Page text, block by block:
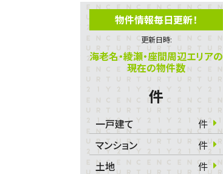
物件情報毎日更新！
更新日時:
海老名・綾瀬・座間周辺エリアの
現在の物件数
件
一戸建て
件
マンション
件
土地
件